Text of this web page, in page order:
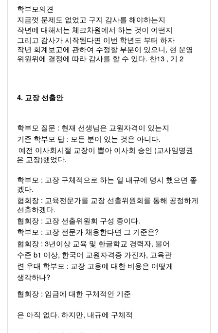
학부모의견
지금껏 문제도 없었고 구지 감사를 해야하는지
작년에 대해서는 체크차원에서 하는 것이 어떤지
그리고 감사가 시작된다면 이번 학년도 부터 하자
작년 회계보고에 관하여 수정할 부분이 있으니 , 현 운영
위원위에 결정에 따라 감사를 할 수 있다. 찬13 , 기 2
4. 교장 선출안
학부모 질문 : 현재 선생님은 교원자격이 있는지
기존 학부모 답 : 모든 분이 있는 것은 아니다.
예전 이사회시절 교장이 뽑아 이사회 승인 (교사임명권
은 교장)했었다.
학부모 : 교장 구체적으로 하는 일 내규에 명시 했으면 좋
겠다.
협회장 : 교육전문가를 교장 선출위원회를 통해 공정하게
선출하겠다.
협회장 : 교장 선출위원회 구성 중이다.
학부모 : 교장 전문가 채용한다면 그 기준은?
협회장 : 3년이상 교육 및 한글학교 경력자, 불어
수준 b1 이상, 한국어 교원자격증 가진자, 교육관
련 우대 학부모 : 교장 고용에 대한 비용은 어떻게
생각하나?
협회장 : 임금에 대한 구체적인 기준
은 아직 없다. 하지만, 내규에 구체적